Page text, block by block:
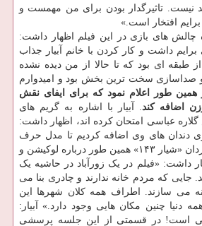
نیست. تاثیرگدار بودن برای من مهمست و
افتخار است.»
چالش های بازی در این فیلم اظهار داشت:
داشت و کار کردن با خانم آبیار جذاب
ای بود که تا حالا از من دیده نشده
سخت ترین بخش بود و امیدوارم
همین طور اعلام نمود که برای ایفای نقش
. آبیار با اشاره به گریم های
عباسی امتحان کرده اند، اظهار داشت:
دندان های وی اضافه کردیم تا مدل حرف
زدن او تغییر کند.» کارگردان «شیار ۱۴۳» همین طور درباره لوکیشن و
داشت: «فیلم در یک زورآباد در حاشیه یک
جایی که مردم خانه ندارند و چادری بنا می
می سازند. اطراف همه کلان شهرها این
دنیا چنین مکان هایی وجود دارد.» آبیار:
است! در قسمتی از این جلسه پرسشی